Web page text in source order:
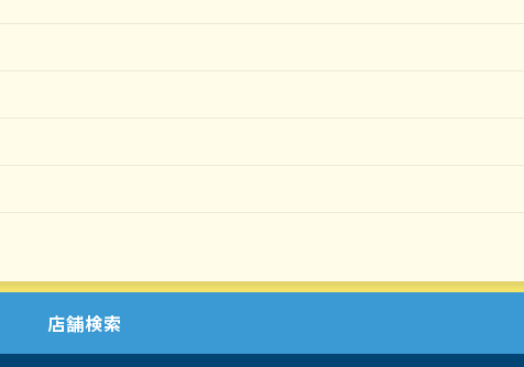
店舗検索